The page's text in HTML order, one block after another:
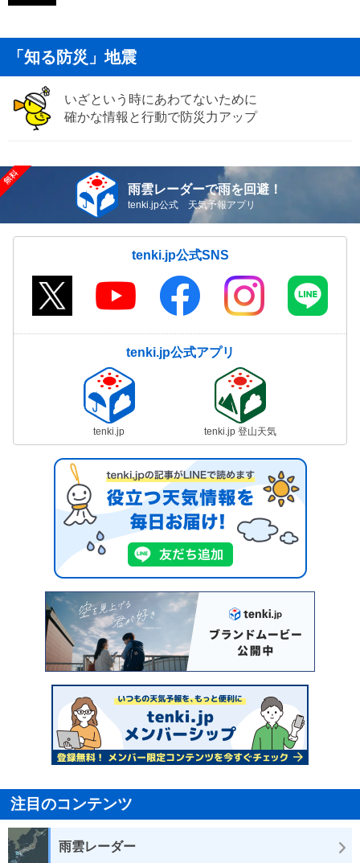
「知る防災」地震
いざという時にあわてないために
確かな情報と行動で防災力アップ
雨雲レーダーで雨を回避！
tenki.jp公式 天気予報アプリ
tenki.jp公式SNS
tenki.jp公式アプリ
tenki.jp tenki.jp 登山天気
注目のコンテンツ
雨雲レーダー